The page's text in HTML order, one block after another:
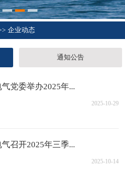
企业动态
通知公告
党委举办2025年...
2025-10-29
召开2025年三季...
2025-10-14